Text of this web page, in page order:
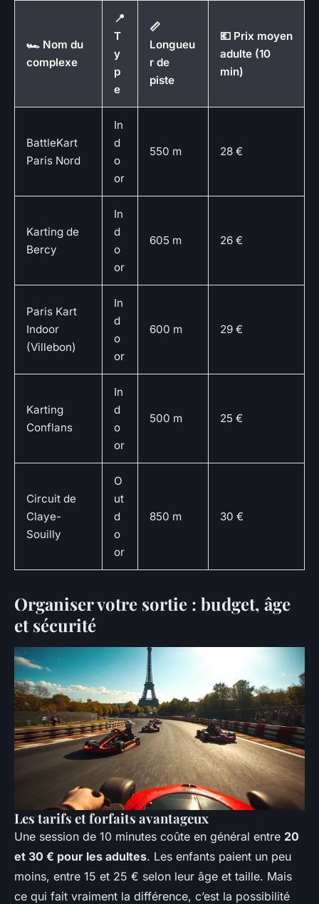
🏎️ Nom du
complexe
📍
T
y
p
e
📏
Longueu
r de
piste
💶 Prix moyen
adulte (10
min)
BattleKart
Paris Nord
In
d
o
or
550 m 28 €
Karting de
Bercy
In
d
o
or
605 m 26 €
Paris Kart
Indoor
(Villebon)
In
d
o
or
600 m 29 €
Karting
Conflans
In
d
o
or
500 m 25 €
Circuit de
Claye-
Souilly
O
ut
d
o
or
850 m 30 €
Organiser votre sortie : budget, âge
et sécurité
Les tarifs et forfaits avantageux
Une session de 10 minutes coûte en général entre 20
et 30 € pour les adultes. Les enfants paient un peu
moins, entre 15 et 25 € selon leur âge et taille. Mais
ce qui fait vraiment la différence, c’est la possibilité